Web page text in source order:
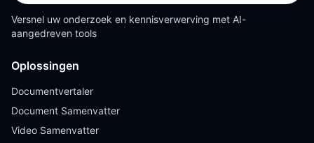
Versnel uw onderzoek en kennisverwerving met AI-
aangedreven tools
Oplossingen
Documentvertaler
Document Samenvatter
Video Samenvatter